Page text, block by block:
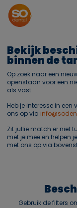
Bekijk
binnen de
Op zoek naar een
openstaan voor een
als vast.
Heb je interesse in
ons op via
Zit jullie match er niet
met je mee en helpen
met ons op via
Gebruik de filters